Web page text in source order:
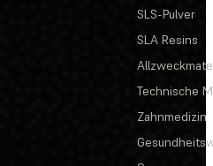
SLS-Pulver
SLA Resins
Technische
Zahnmedizin